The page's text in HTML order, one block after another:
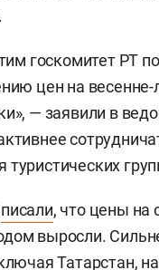
госкомитет РТ
цен на
— заявили в
писали, что цены на
выросли.
Татарстан,